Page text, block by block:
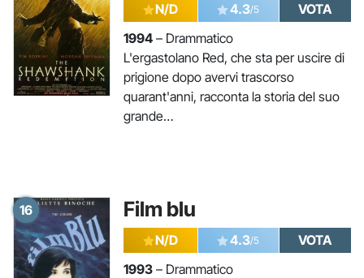
N/D 4.3/5
VOTA
1994 – Drammatico
L'ergastolano Red, che sta per uscire di
prigione dopo avervi trascorso
quarant'anni, racconta la storia del suo
grande…
16 Film blu
N/D 4.3/5
VOTA
1993 – Drammatico